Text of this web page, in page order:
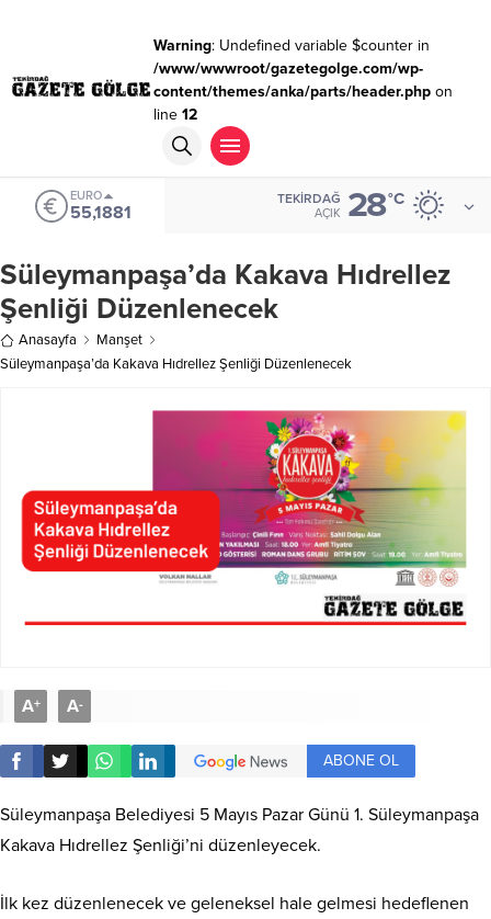
Warning: Undefined variable $counter in
/www/wwwroot/gazetegolge.com/wp-
content/themes/anka/parts/header.phpon
line 12
EURO
55,1881
TEKIRDAĞ
AÇIK 28°C
Süleymanpaşa’da Kakava Hıdrellez
Şenliği Düzenlenecek
Anasayfa
Manşet
Süleymanpaşa’da Kakava Hıdrellez Şenliği Düzenlenecek
A+ A-
ABONE OL
Süleymanpaşa Belediyesi 5 Mayıs Pazar Günü 1. Süleymanpaşa
Kakava Hıdrellez Şenliği’ni düzenleyecek.
İlk kez düzenlenecek ve geleneksel hale gelmesi hedeflenen